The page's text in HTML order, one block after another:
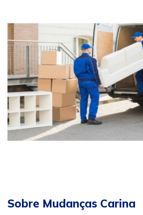
Sobre Mudanças Carina